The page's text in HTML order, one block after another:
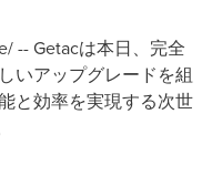
-- Getacは本日、完全
いアップグレードを組
と効率を実現する次世